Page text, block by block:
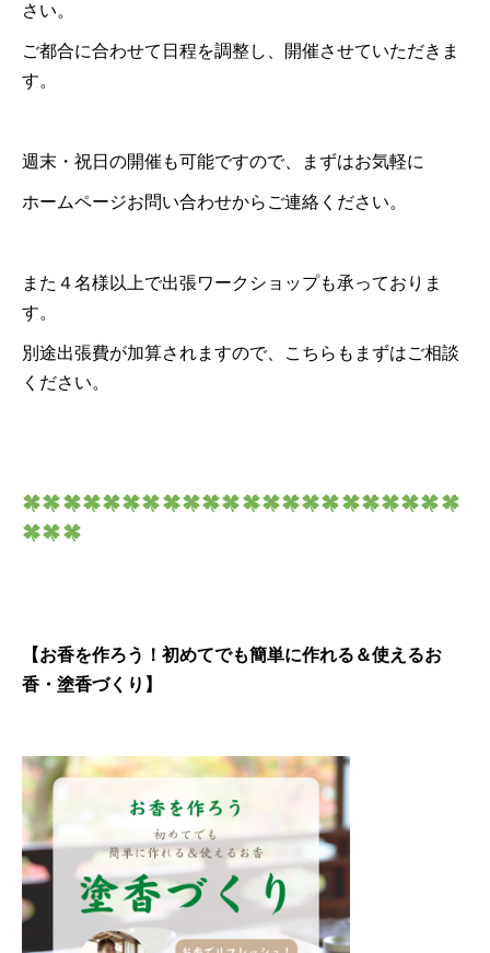
さい。
ご都合に合わせて日程を調整し、開催させていただきま
す。
週末・祝日の開催も可能ですので、まずはお気軽に
ホームページお問い合わせからご連絡ください。
また４名様以上で出張ワークショップも承っておりま
す。
別途出張費が加算されますので、こちらもまずはご相談
ください。
【お香を作ろう！初めてでも簡単に作れる＆使えるお
香・塗香づくり】